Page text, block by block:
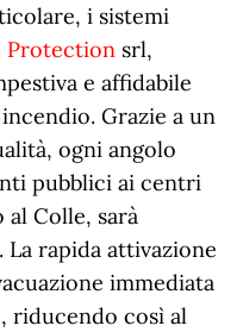
i sistemi
Protection srl,
e affidabile
Grazie a un
ogni angolo
pubblici ai centri
al Colle, sarà
rapida attivazione
immediata
riducendo così al